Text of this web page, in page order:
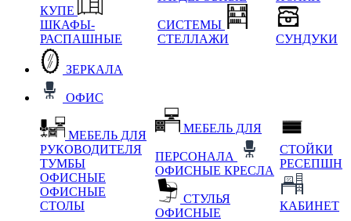
КУПЕ
ШКАФЫ-
РАСПАШНЫЕ
СИСТЕМЫ
СТЕЛЛАЖИ
СУНДУКИ
ЗЕРКАЛА
ОФИС
МЕБЕЛЬ ДЛЯ
РУКОВОДИТЕЛЯ
ТУМБЫ
ОФИСНЫЕ
ОФИСНЫЕ
СТОЛЫ
МЕБЕЛЬ ДЛЯ
ПЕРСОНАЛА
ОФИСНЫЕ КРЕСЛА
СТУЛЬЯ
ОФИСНЫЕ
СТОЙКИ
РЕСЕПШН
КАБИНЕТ